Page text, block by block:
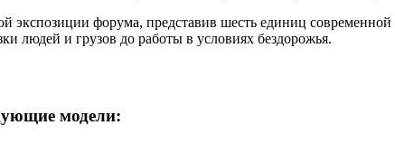
экспозиции форума, представив шесть единиц
людей и грузов до работы в условиях бездорожья.
модели: